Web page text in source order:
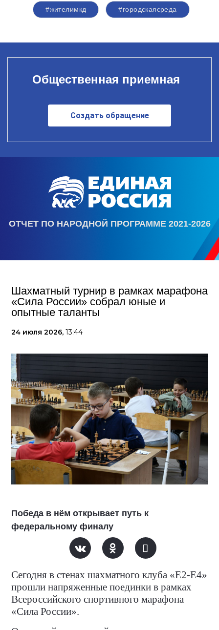
#жителимкд #городскаясреда
Общественная приемная
Создать обращение
ОТЧЕТ ПО НАРОДНОЙ ПРОГРАММЕ 2021-2026
Шахматный турнир в рамках марафона
«Сила России» собрал юные и
опытные таланты
24 июля 2026, 13:44
Победа в нём открывает путь к
федеральному финалу
Сегодня в стенах шахматного клуба «Е2-Е4»
прошли напряженные поединки в рамках
Всероссийского спортивного марафона
«Сила России».